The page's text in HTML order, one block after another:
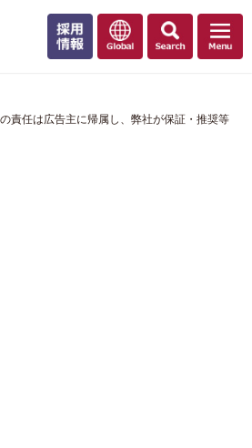
責任は広告主に帰属し、弊社が保証・推奨等